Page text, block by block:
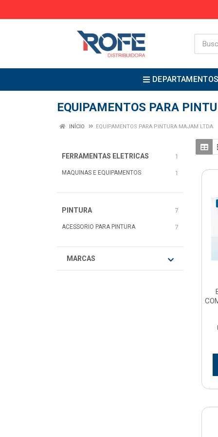
EQUIPAMENTOS PARA
INÍCIO EQUIPAMENTOS PARA PINTURA MAJAM LTDA
FERRAMENTAS ELETRICAS 1
MAQUINAS E EQUIPAMENTOS 1
PINTURA 7
ACESSORIO PARA PINTURA 7
MARCAS